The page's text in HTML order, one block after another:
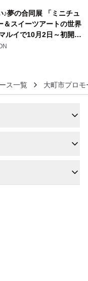
♪夢の合同展 「ミニチュ
＆スイーツアートの世界
ルイで10月2日～初開
ス一覧 大町市プロ